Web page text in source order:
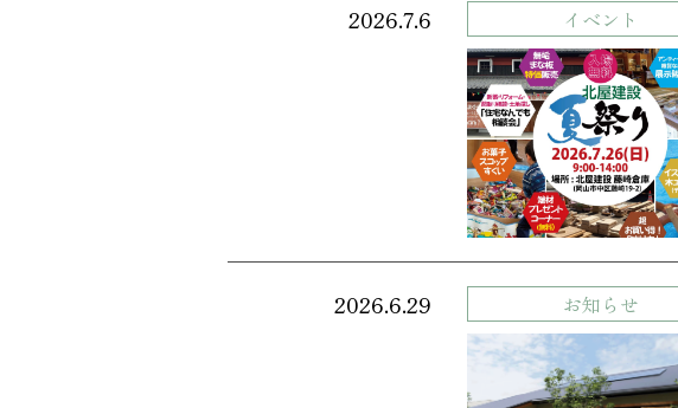
2026.7.6 イベント
2026.6.29 お知らせ